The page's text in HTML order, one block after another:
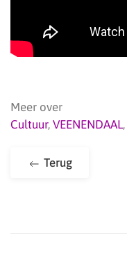
Meer over
Cultuur, VEENENDAAL,
Terug